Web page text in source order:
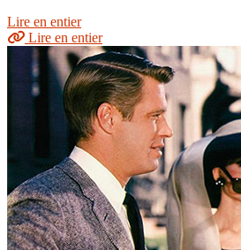
Lire en entier
Lire en entier